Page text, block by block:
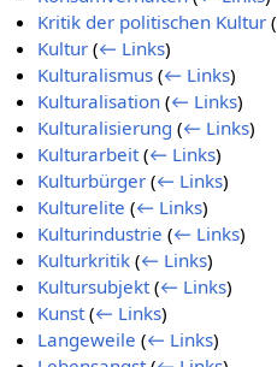
Kritik der politischen Kultur (
Kultur (← Links)
Kulturalismus (← Links)
Kulturalisation (← Links)
Kulturalisierung (← Links)
Kulturarbeit (← Links)
Kulturbürger (← Links)
Kulturelite (← Links)
Kulturindustrie (← Links)
Kulturkritik (← Links)
Kultursubjekt (← Links)
Kunst (← Links)
Langeweile (← Links)